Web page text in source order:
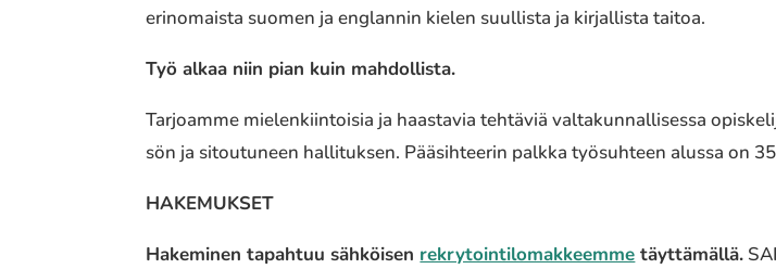
erinomaista suomen ja englannin kielen suullista ja kirjallista taitoa.
Työ alkaa niin pian kuin mahdollista.
Tarjoamme mielen­kiin­toi­sia ja haas­ta­via tehtä­viä valta­kun­nal­li­ses­sa
sön ja sitou­tu­neen halli­tuk­sen. Pääsihteerin palkka työsuhteen alussa on
HAKEMUKSET
Hakeminen tapahtuu sähköisen rekrytointilomakkeemme täyttämällä.